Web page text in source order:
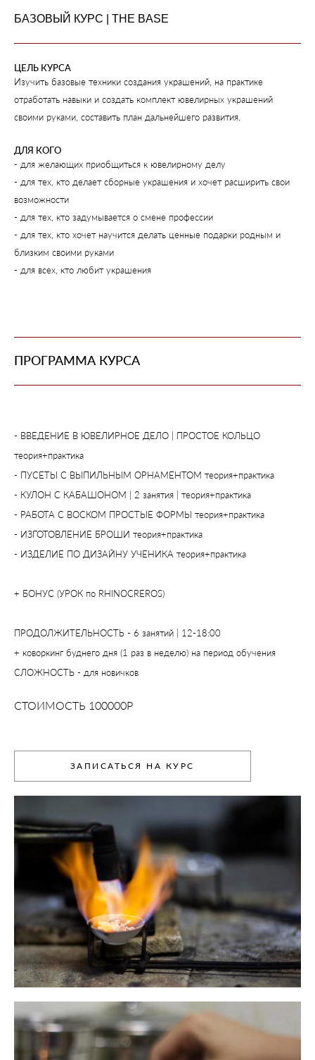
БАЗОВЫЙ КУРС | THE BASE
ЦЕЛЬ КУРСА
Изучить базовые техники создания украшений, на практике
отработать навыки и создать комплект ювелирных украшений
своими руками, составить план дальнейшего развития.
ДЛЯ КОГО
- для желающих приобщиться к ювелирному делу
- для тех, кто делает сборные украшения и хочет расширить свои
возможности
- для тех, кто задумывается о смене профессии
- для тех, кто хочет научится делать ценные подарки родным и
близким своими руками
- для всех, кто любит украшения
ПРОГРАММА КУРСА
- ВВЕДЕНИЕ В ЮВЕЛИРНОЕ ДЕЛО | ПРОСТОЕ КОЛЬЦО
теория+практика
- ПУСЕТЫ С ВЫПИЛЬНЫМ ОРНАМЕНТОМ теория+практика
- КУЛОН С КАБАШОНОМ | 2 занятия | теория+практика
- РАБОТА С ВОСКОМ ПРОСТЫЕ ФОРМЫ теория+практика
- ИЗГОТОВЛЕНИЕ БРОШИ теория+практика
- ИЗДЕЛИЕ ПО ДИЗАЙНУ УЧЕНИКА теория+практика
+ БОНУС (УРОК по RHINOCREROS)
ПРОДОЛЖИТЕЛЬНОСТЬ - 6 занятий | 12-18:00
+ коворкинг буднего дня (1 раз в неделю) на период обучения
СЛОЖНОСТЬ - для новичков
СТОИМОСТЬ 100000Р
ЗАПИСАТЬСЯ НА КУРС